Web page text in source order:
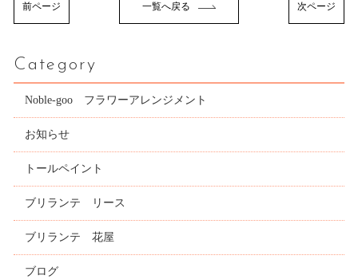
前ページ 一覧へ戻る 次ページ
Category
Noble-goo フラワーアレンジメント
お知らせ
トールペイント
ブリランテ リース
ブリランテ 花屋
ブログ